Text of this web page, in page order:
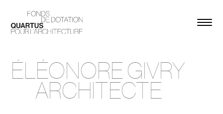
ÉLÉONORE GIVRY
ARCHITECTE